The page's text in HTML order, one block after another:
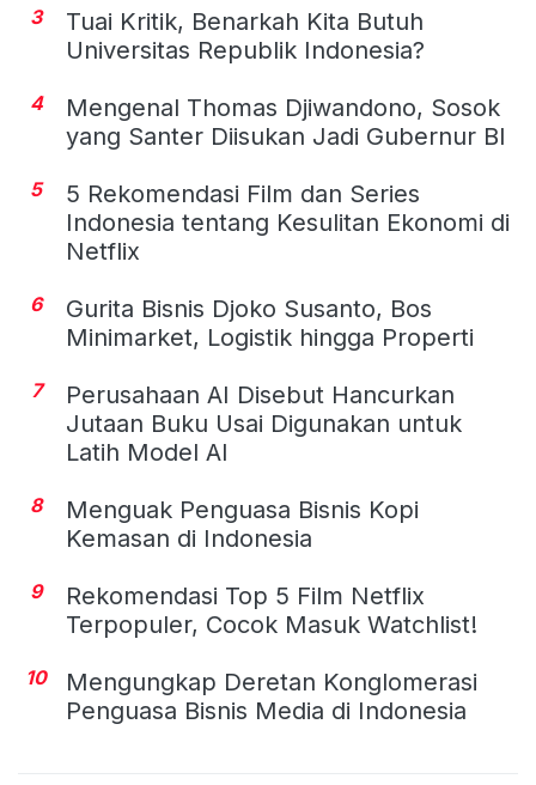
3
Tuai Kritik, Benarkah Kita Butuh
Universitas Republik Indonesia?
4
Mengenal Thomas Djiwandono, Sosok
yang Santer Diisukan Jadi Gubernur BI
5
5 Rekomendasi Film dan Series
Indonesia tentang Kesulitan Ekonomi di
Netflix
6
Gurita Bisnis Djoko Susanto, Bos
Minimarket, Logistik hingga Properti
7
Perusahaan AI Disebut Hancurkan
Jutaan Buku Usai Digunakan untuk
Latih Model AI
8
Menguak Penguasa Bisnis Kopi
Kemasan di Indonesia
9
Rekomendasi Top 5 Film Netflix
Terpopuler, Cocok Masuk Watchlist!
10
Mengungkap Deretan Konglomerasi
Penguasa Bisnis Media di Indonesia